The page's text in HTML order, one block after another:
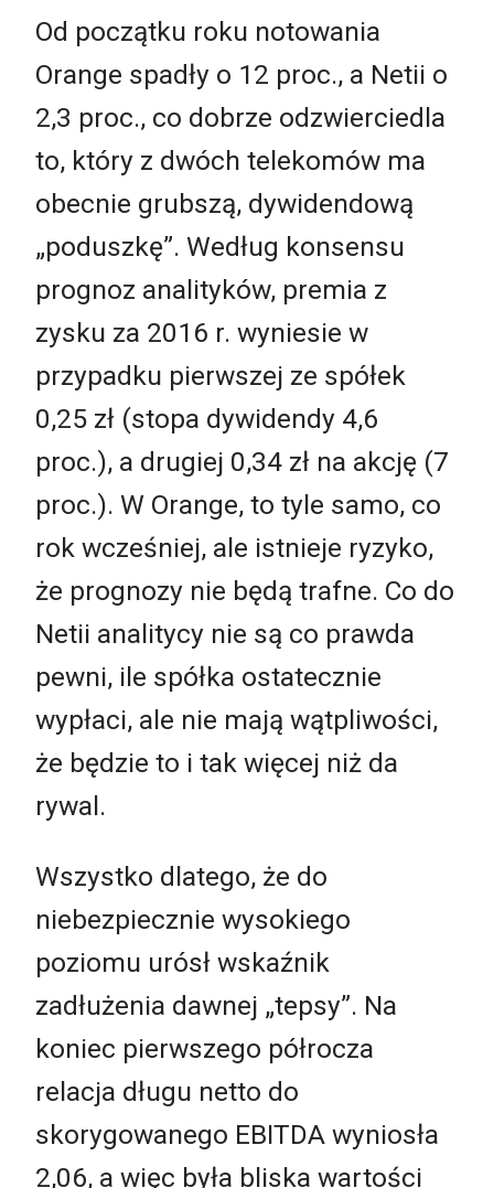
Od początku roku notowania
Orange spadły o 12 proc., a Netii o
2,3 proc., co dobrze odzwierciedla
to, który z dwóch telekomów ma
obecnie grubszą, dywidendową
„poduszkę”. Według konsensu
prognoz analityków, premia z
zysku za 2016 r. wyniesie w
przypadku pierwszej ze spółek
0,25 zł (stopa dywidendy 4,6
proc.), a drugiej 0,34 zł na akcję (7
proc.). W Orange, to tyle samo, co
rok wcześniej, ale istnieje ryzyko,
że prognozy nie będą trafne. Co do
Netii analitycy nie są co prawda
pewni, ile spółka ostatecznie
wypłaci, ale nie mają wątpliwości,
że będzie to i tak więcej niż da
rywal.
Wszystko dlatego, że do
niebezpiecznie wysokiego
poziomu urósł wskaźnik
zadłużenia dawnej „tepsy”. Na
koniec pierwszego półrocza
relacja długu netto do
skorygowanego EBITDA wyniosła
2,06, a więc była bliska wartości